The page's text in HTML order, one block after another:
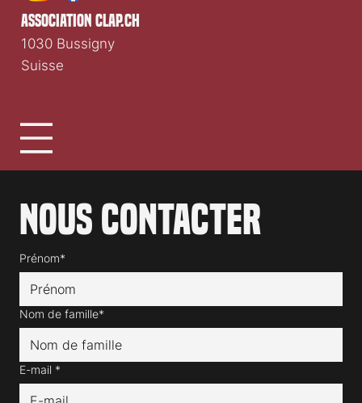
Nous contacter
Prénom*
Nom de famille*
E-mail *
association clap.ch
1030 Bussigny
Suisse